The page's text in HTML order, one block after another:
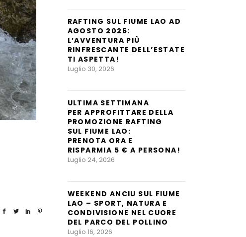
RAFTING SUL FIUME LAO AD
AGOSTO 2026:
L’AVVENTURA PIÙ
RINFRESCANTE DELL’ESTATE
TI ASPETTA!
Luglio 30, 2026
ULTIMA SETTIMANA
PER APPROFITTARE DELLA
PROMOZIONE RAFTING
SUL FIUME LAO:
PRENOTA ORA E
RISPARMIA 5 € A PERSONA!
Luglio 24, 2026
WEEKEND ANCIU SUL FIUME
LAO – SPORT, NATURA E
CONDIVISIONE NEL CUORE
DEL PARCO DEL POLLINO
Luglio 16, 2026